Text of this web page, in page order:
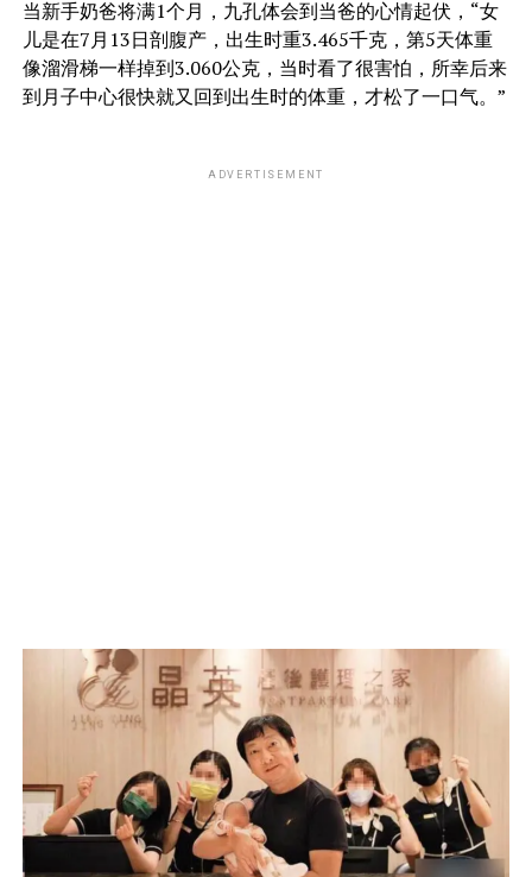
当新手奶爸将满1个月，九孔体会到当爸的心情起伏，“女
儿是在7月13日剖腹产，出生时重3.465千克，第5天体重
像溜滑梯一样掉到3.060公克，当时看了很害怕，所幸后来
到月子中心很快就又回到出生时的体重，才松了一口气。”
ADVERTISEMENT